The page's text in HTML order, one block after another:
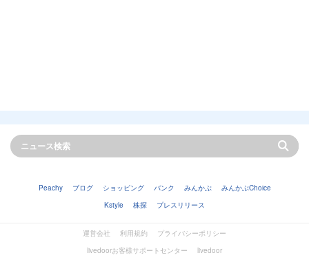
Peachy ブログ ショッピング バンク みんかぶ
みんかぶChoice
Kstyle
株探 プレスリリース
運営会社 利用規約
プライバシーポリシー
livedoorお客様サポートセンター
livedoor